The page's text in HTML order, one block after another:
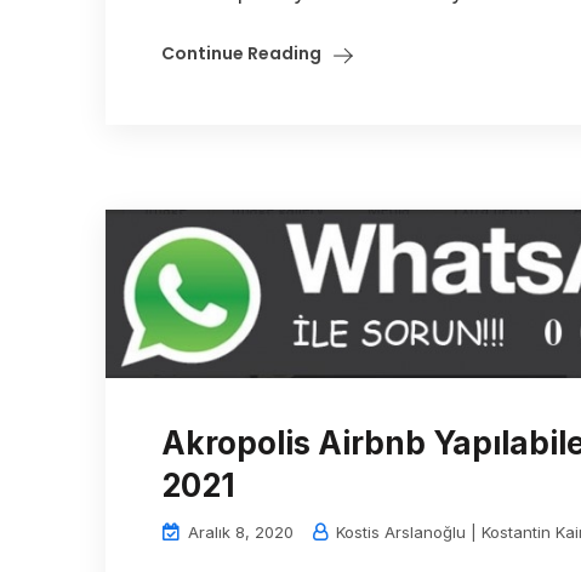
Continue Reading
Akropolis Airbnb
2021
Aralık 8, 2020 Kostis Arslanoğlu | Kostantin